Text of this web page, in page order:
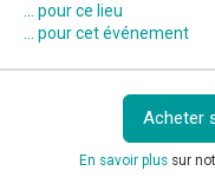
... pour ce lieu
... pour cet événement
Acheter
En savoir plus sur